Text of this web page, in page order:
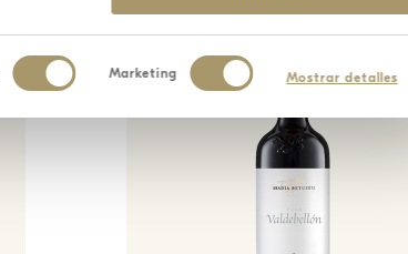
Marketing Mostrar detalles